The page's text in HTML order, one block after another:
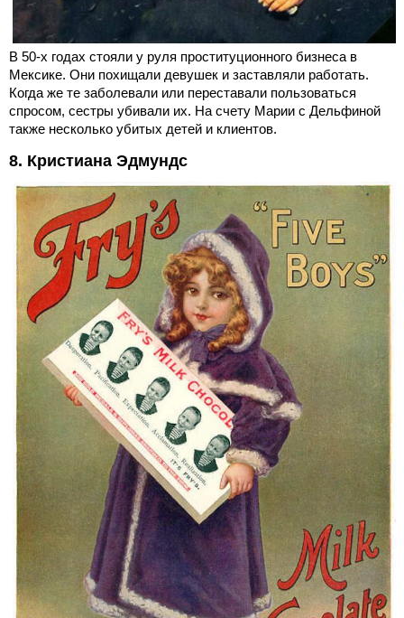
В 50-х годах стояли у руля проституционного бизнеса в
Мексике. Они похищали девушек и заставляли работать.
Когда же те заболевали или переставали пользоваться
спросом, сестры убивали их. На счету Марии с Дельфиной
также несколько убитых детей и клиентов.
8. Кристиана Эдмундс